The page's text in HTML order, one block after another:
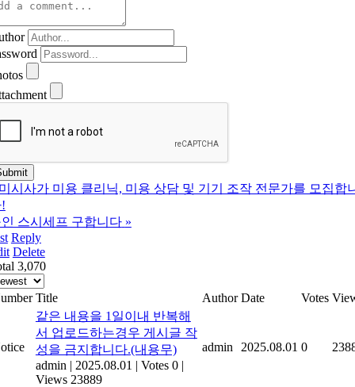
시사가 미용 클리닉, 미용 상담 및 기기 조작 전문가를 모집합
스시세프 구합니다 »
Reply
Delete
3,070
Title Author Date Votes
같은 내용을 1일이내 반복해
서 업로드하는경우 게시글 작
성을 금지합니다.(내용무)
admin | 2025.08.01 | Votes 0 |
Views 23889
admin 2025.08.01 0